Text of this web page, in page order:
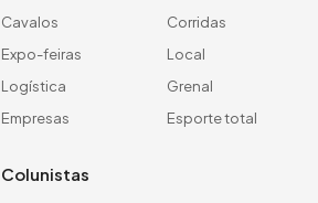
Cavalos
Expo-feiras
Logística
Empresas
Corridas
Local
Grenal
Esporte total
Colunistas